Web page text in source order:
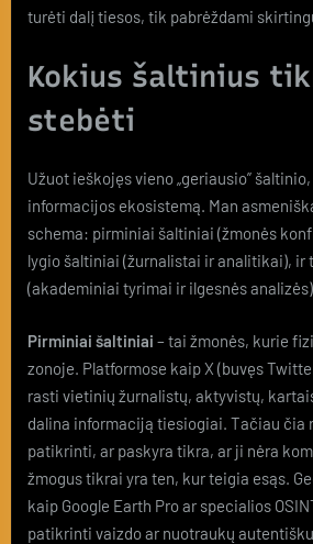
turėti dalį tiesos, tik pabrėždami
Kokius šaltinius
stebėti
Užuot ieškojęs vieno „geriausio”
informacijos ekosistemą. Man
schema: pirminiai šaltiniai (žmonės
lygio šaltiniai (žurnalistai ir analitikai), ir
(akademiniai tyrimai ir ilgesnės
Pirminiai šaltiniai – tai žmonės, kurie
zonoje. Platformose kaip X (buvęs
rasti vietinių žurnalistų, aktyvistų,
dalina informaciją tiesiogiai. Tačiau čia
patikrinti, ar paskyra tikra, ar ji nėra
žmogus tikrai yra ten, kur teigia esąs.
kaip Google Earth Pro ar specialios
patikrinti vaizdo ar nuotraukų